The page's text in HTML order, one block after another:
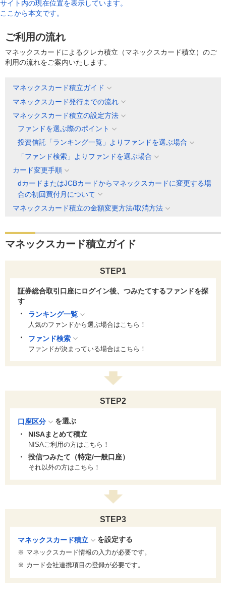
サイト内の現在位置を表示しています。
ここから本文です。
ご利用の流れ
マネックスカードによるクレカ積立（マネックスカード積立）のご
利用の流れをご案内いたします。
マネックスカード積立ガイド
マネックスカード発行までの流れ
マネックスカード積立の設定方法
ファンドを選ぶ際のポイント
投資信託「ランキング一覧」よりファンドを選ぶ場合
「ファンド検索」よりファンドを選ぶ場合
カード変更手順
dカードまたはJCBカードからマネックスカードに変更する場
合の初回買付月について
マネックスカード積立の金額変更方法/取消方法
マネックスカード積立ガイド
STEP1
証券総合取引口座にログイン後、つみたてするファンドを探
す
ランキング一覧
人気のファンドから選ぶ場合はこちら！
ファンド検索
ファンドが決まっている場合はこちら！
STEP2
口座区分
を選ぶ
NISAまとめて積立
NISAご利用の方はこちら！
投信つみたて（特定/一般口座）
それ以外の方はこちら！
STEP3
マネックスカード積立 を設定する
マネックスカード情報の入力が必要です。
カード会社連携項目の登録が必要です。